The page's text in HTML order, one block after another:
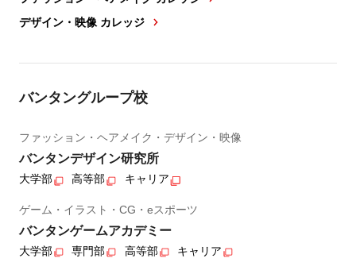
デザイン・映像 カレッジ
バンタングループ校
ファッション・ヘアメイク・デザイン・映像
バンタンデザイン研究所
大学部 高等部 キャリア
ゲーム・イラスト・CG・eスポーツ
バンタンゲームアカデミー
大学部 専門部 高等部 キャリア